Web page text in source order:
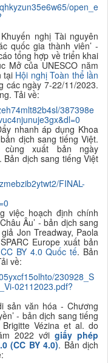
open_e
nghị Tài nguyên
quốc gia thành viên’ -
tổng hợp về triển khai
Mở của UNESCO năm
tại Hội nghị Toàn thể lần
các ngày 7-22/11/2023.
Tải về:
387398e
nhanh áp dụng Khoa
bản dịch sang tiếng Việt.
cùng xuất bản ngày
. Bản dịch sang tiếng Việt
FINAL-
việc hoạch định chính
Âu’ - bản dịch sang
Jon Treadway, Paola
Europe xuất bản
CC BY 4.0 Quốc tế. Bản
về:
230928_S
02112023.pdf?
sản văn hóa - Chương
- bản dịch sang tiếng
Brigitte Vézina et al. do
2022 với giấy phép
(CC BY 4.0). Bản dịch